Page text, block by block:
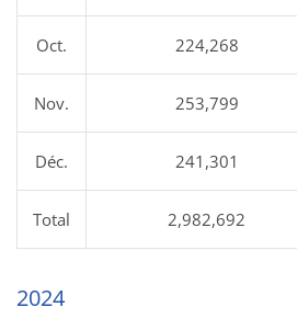
Oct. 224,268
Nov. 253,799
Déc. 241,301
Total 2,982,692
2024